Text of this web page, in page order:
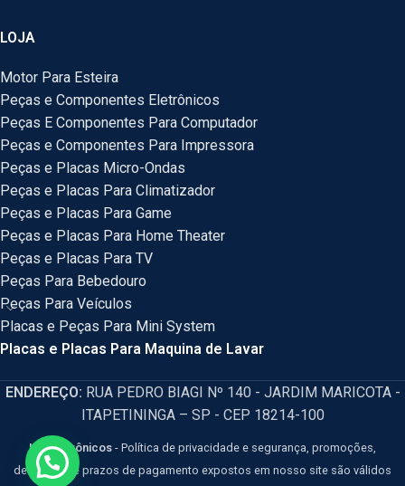
LOJA
Motor Para Esteira
Peças e Componentes Eletrônicos
Peças E Componentes Para Computador
Peças e Componentes Para Impressora
Peças e Placas Micro-Ondas
Peças e Placas Para Climatizador
Peças e Placas Para Game
Peças e Placas Para Home Theater
Peças e Placas Para TV
Peças Para Bebedouro
Peças Para Veículos
Placas e Peças Para Mini System
Placas e Placas Para Maquina de Lavar
ENDEREÇO: RUA PEDRO BIAGI Nº 140 - JARDIM MARICOTA -
ITAPETININGA – SP - CEP 18214-100
HM Eletrônicos - Política de privacidade e segurança, promoções,
descontos e prazos de pagamento expostos em nosso site são válidos